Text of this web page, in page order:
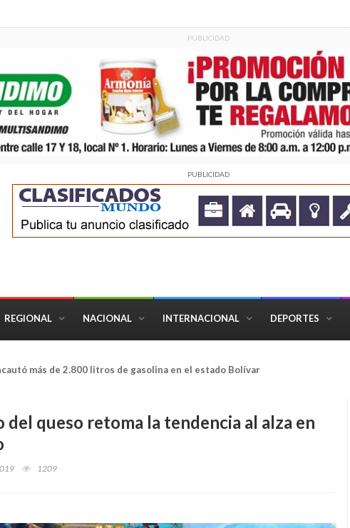
PUBLICIDAD
PUBLICIDAD
REGIONAL NACIONAL INTERNACIONAL DEPORTES
del campo se dio un machetazo en una mano cuando estaba trabajando
del queso retoma la tendencia al alza en
1209